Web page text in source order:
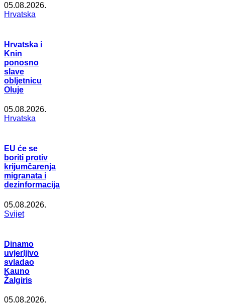
05.08.2026.
Hrvatska
Hrvatska i
Knin
ponosno
slave
obljetnicu
Oluje
05.08.2026.
Hrvatska
EU će se
boriti protiv
krijumčarenja
migranata i
dezinformacija
05.08.2026.
Svijet
Dinamo
uvjerljivo
svladao
Kauno
Žalgiris
05.08.2026.